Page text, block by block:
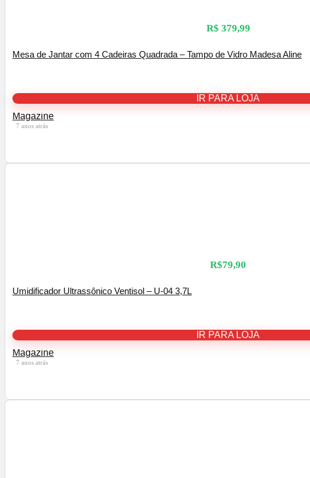
R$ 379,99
Mesa de Jantar com 4 Cadeiras Quadrada – Tampo de Vidro Madesa Aline
IR PARA LOJA
Magazine
7 anos atrás
R$79,90
Umidificador Ultrassônico Ventisol – U-04 3,7L
IR PARA LOJA
Magazine
7 anos atrás